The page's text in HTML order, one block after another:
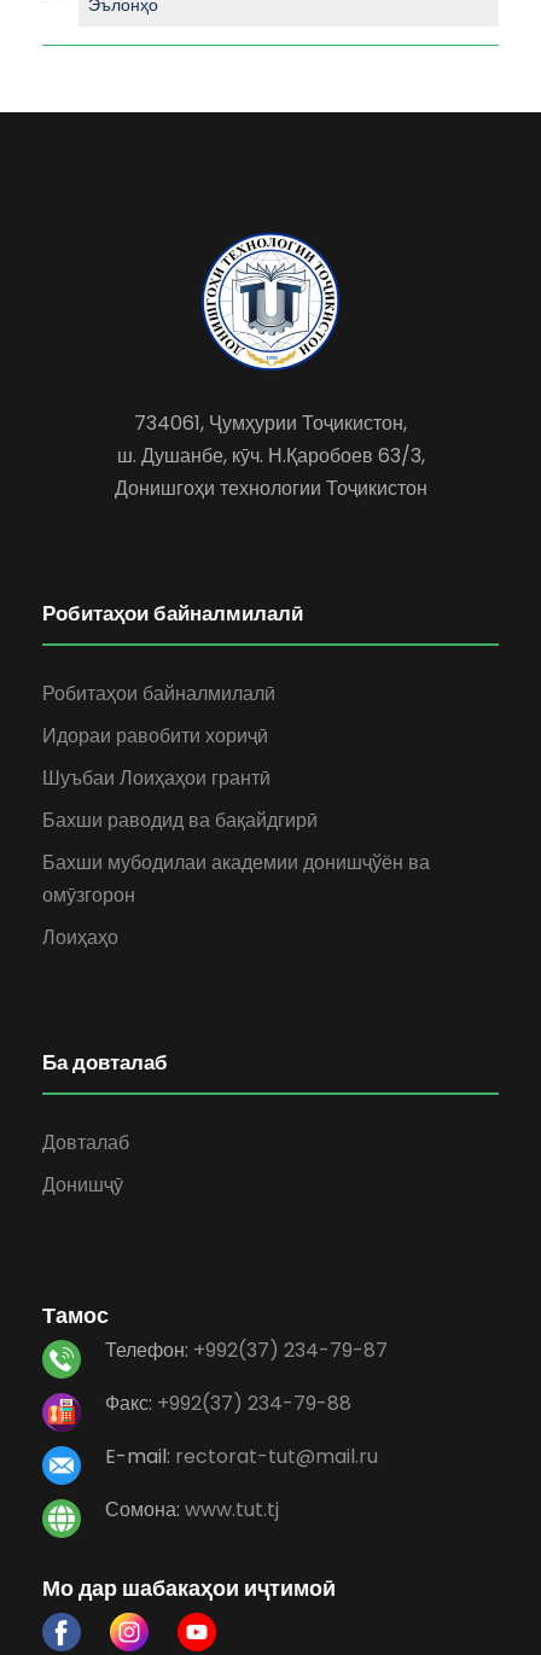
734061, Ҷумҳурии Тоҷикистон,
ш. Душанбе, кӯч. Н.Қаробоев 63/3,
Донишгоҳи технологии Тоҷикистон
Робитаҳои байналмилалӣ
Робитаҳои байналмилалӣ
Идораи равобити хориҷӣ
Шуъбаи Лоиҳаҳои грантӣ
Бахши раводид ва бақайдгирӣ
Бахши мубодилаи академии донишҷўён ва
омӯзгорон
Лоиҳаҳо
Ба довталаб
Довталаб
Донишҷӯ
Тамос
Телефон: +992(37) 234-79-87
Факс: +992(37) 234-79-88
E-mail: rectorat-tut@mail.ru
Сомона: www.tut.tj
Мо дар шабакаҳои иҷтимоӣ